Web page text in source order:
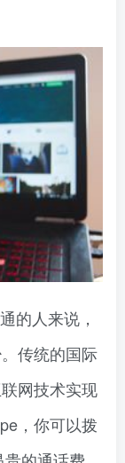
的人来说，
传统的国际
网技术实现
，你可以拨